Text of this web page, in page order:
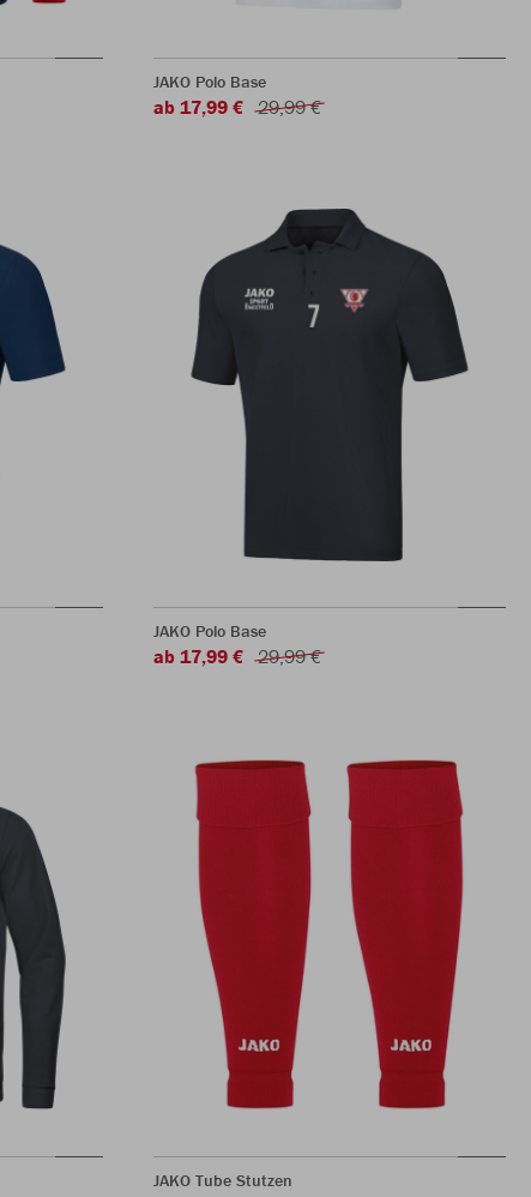
JAKO Polo Base
ab 17,99 € 29,99 €
JAKO Polo Base
ab 17,99 € 29,99 €
JAKO Tube Stutzen